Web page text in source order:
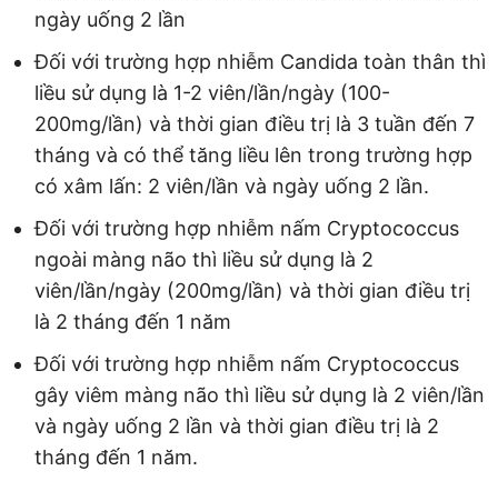
ngày uống 2 lần
Đối với trường hợp nhiễm Candida toàn thân thì
liều sử dụng là 1-2 viên/lần/ngày (100-
200mg/lần) và thời gian điều trị là 3 tuần đến 7
tháng và có thể tăng liều lên trong trường hợp
có xâm lấn: 2 viên/lần và ngày uống 2 lần.
Đối với trường hợp nhiễm nấm Cryptococcus
ngoài màng não thì liều sử dụng là 2
viên/lần/ngày (200mg/lần) và thời gian điều trị
là 2 tháng đến 1 năm
Đối với trường hợp nhiễm nấm Cryptococcus
gây viêm màng não thì liều sử dụng là 2 viên/lần
và ngày uống 2 lần và thời gian điều trị là 2
tháng đến 1 năm.